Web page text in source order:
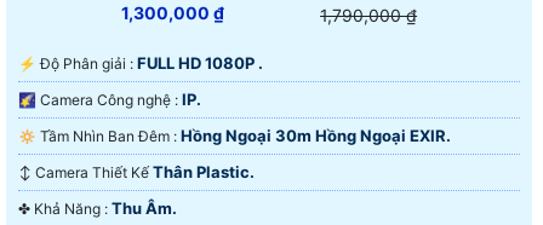
1,300,000 ₫ 1,790,000 ₫
️⚡ Độ Phân giải : FULL HD 1080P .
🌠 Camera Công nghệ : IP.
🔅 Tầm Nhìn Ban Đêm : Hồng Ngoại 30m Hồng Ngoại EXIR.
↕️ Camera Thiết Kế Thân Plastic.
️✤ Khả Năng : Thu Âm.